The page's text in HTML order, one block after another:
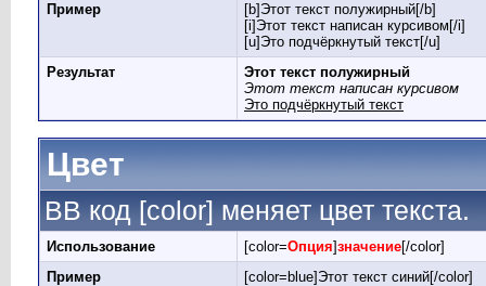
Пример
[b]Этот текст полужирный[/b]
[i]Этот текст написан курсивом[/i]
[u]Это подчёркнутый текст[/u]
Результат
Этот текст полужирный
Этот текст написан курсивом
Это подчёркнутый текст
Цвет
BB код [color] меняет цвет текста.
Использование [color=Опция]значение[/color]
Пример
[color=blue]Этот текст синий[/color]